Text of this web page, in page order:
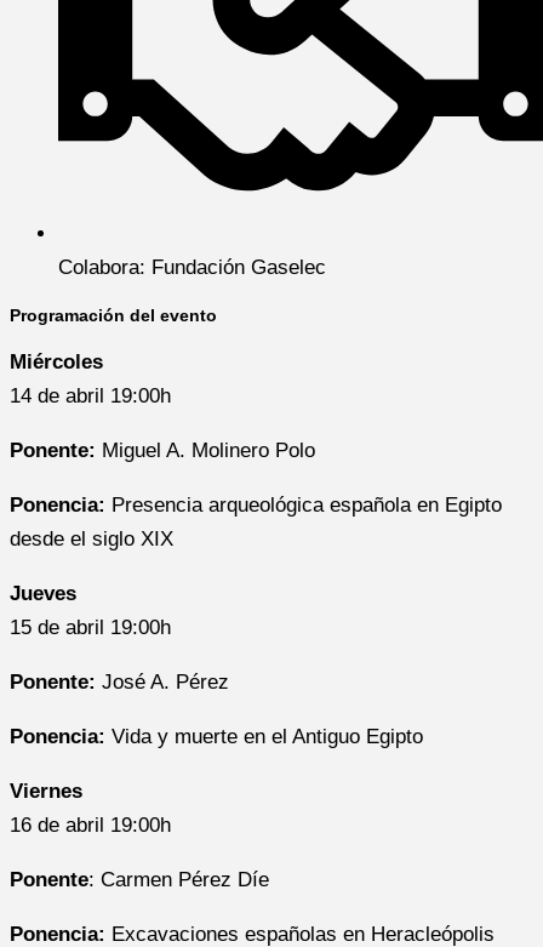
Colabora: Fundación Gaselec
Programación del evento
Miércoles
14 de abril 19:00h
Ponente: Miguel A. Molinero Polo
Ponencia: Presencia arqueológica española en Egipto
desde el siglo XIX
Jueves
15 de abril 19:00h
Ponente: José A. Pérez
Ponencia: Vida y muerte en el Antiguo Egipto
Viernes
16 de abril 19:00h
Ponente: Carmen Pérez Díe
Ponencia: Excavaciones españolas en Heracleópolis